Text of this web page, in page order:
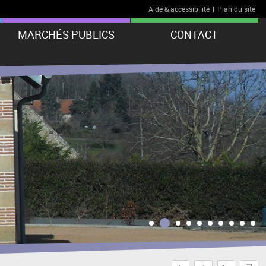
Aide & accessibilité | Plan du site
MARCHÉS PUBLICS CONTACT